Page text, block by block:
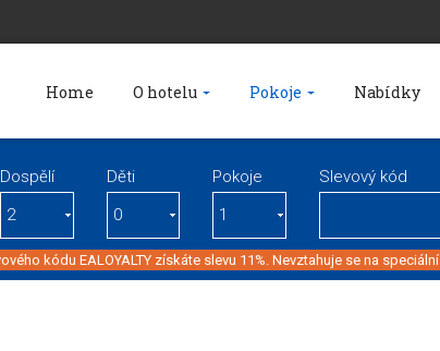
Home O hotelu Pokoje Nabídky
Dospělí Děti Pokoje Slevový kód
kódu EALOYALTY získáte slevu 11%. Nevztahuje se na